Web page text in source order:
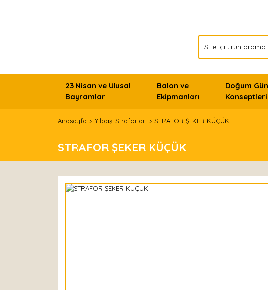
23 Nisan ve Ulusal
Bayramlar
Balon ve
Ekipmanları
Doğum
Konseptleri
Anasayfa Yılbaşı Straforları STRAFOR ŞEKER KÜÇÜK
STRAFOR ŞEKER KÜÇÜK